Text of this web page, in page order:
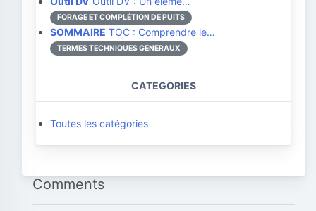
FORAGE ET COMPLÉTION DE PUITS
SOMMAIRE TOC : Comprendre le…
TERMES TECHNIQUES GÉNÉRAUX
CATEGORIES
Toutes les catégories
Comments